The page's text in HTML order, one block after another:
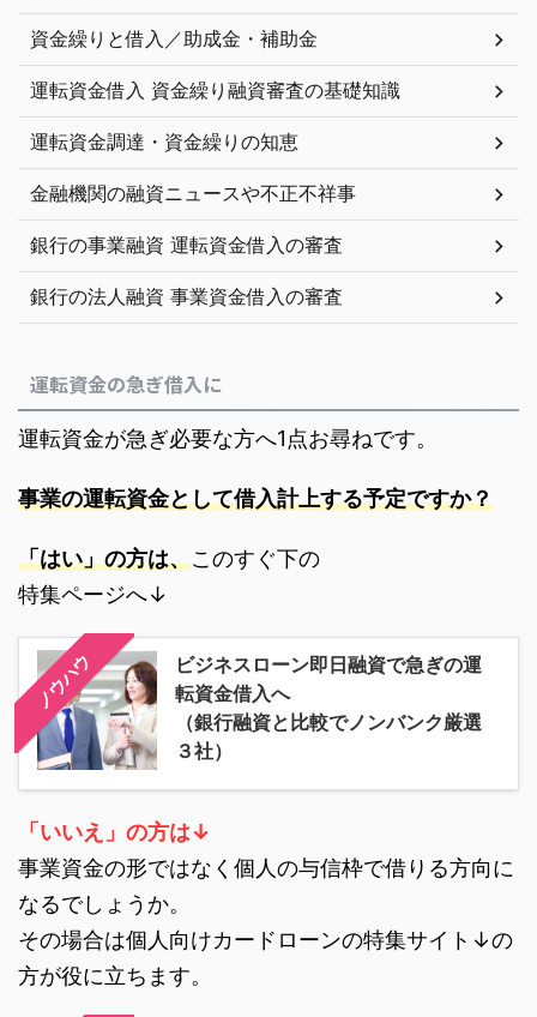
資金繰りと借入／助成金・補助金
運転資金借入 資金繰り融資審査の基礎知識
運転資金調達・資金繰りの知恵
金融機関の融資ニュースや不正不祥事
銀行の事業融資 運転資金借入の審査
銀行の法人融資 事業資金借入の審査
運転資金の急ぎ借入に
運転資金が急ぎ必要な方へ1点お尋ねです。
事業の運転資金として借入計上する予定ですか？
「はい」の方は、このすぐ下の
特集ページへ↓
ノウハウ
ビジネスローン即日融資で急ぎの運
転資金借入へ
（銀行融資と比較でノンバンク厳選
３社）
「いいえ」の方は↓
事業資金の形ではなく個人の与信枠で借りる方向に
なるでしょうか。
その場合は個人向けカードローンの特集サイト↓の
方が役に立ちます。